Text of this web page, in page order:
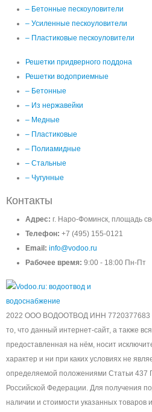
– Бетонные пескоуловители
– Усиленные пескоуловители
– Пластиковые пескоуловители
Решетки придверного поддона
Решетки водоприемные
– Бетонные
– Из нержавейки
– Медные
– Пластиковые
– Полиамидные
– Стальные
– Чугунные
Контакты
Адрес: г. Наро-Фоминск, площадь
Телефон: +7 (495) 155-0121
Email: info@vodoo.ru
Рабочее время: 9:00 - 18:00 Пн-Пт
2022 ООО ВОДООТВОД ИНН 7720377683
то, что данный интернет-сайт, а также
предоставленная на нём, носит
характер и ни при каких условиях не
определяемой положениями Статьи 437
Российской Федерации. Для получения
наличии и стоимости указанных товаров